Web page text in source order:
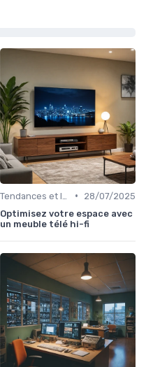
•
28/07/2025
Optimisez votre espace avec
un meuble télé hi-fi